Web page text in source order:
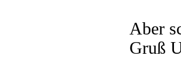
Aber
Gruß